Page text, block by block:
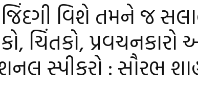
જિંદગી વિશે તમને જ
ચિંતકો, પ્રવચનકારો
સ્પીકરો : સૌરભ